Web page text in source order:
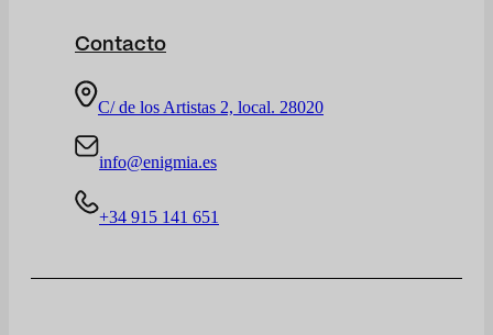
Contacto
C/ de los Artistas 2, local. 28020
info@enigmia.es
+34 915 141 651